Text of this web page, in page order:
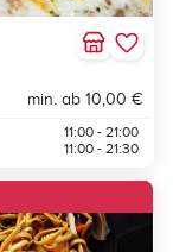
min. ab 10,00 €
11:00 - 21:00
11:00 - 21:30